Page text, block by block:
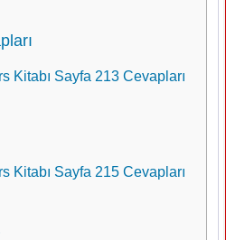
Kitabı Sayfa 213 Cevapları
Kitabı Sayfa 215 Cevapları